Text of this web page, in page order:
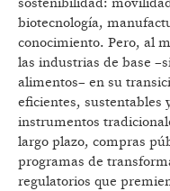
biotecnología,
conocimiento. Pero, al
las industrias de base
alimentos– en su
eficientes, sustentables
instrumentos
largo plazo, compras
programas de
regulatorios que